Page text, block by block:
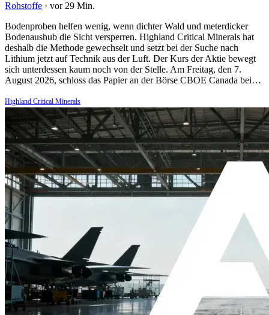
Rohstoffe · vor 29 Min.
Bodenproben helfen wenig, wenn dichter Wald und meterdicker
Bodenaushub die Sicht versperren. Highland Critical Minerals hat
deshalb die Methode gewechselt und setzt bei der Suche nach
Lithium jetzt auf Technik aus der Luft. Der Kurs der Aktie bewegt
sich unterdessen kaum noch von der Stelle. Am Freitag, den 7.
August 2026, schloss das Papier an der Börse CBOE Canada bei…
Highland Critical Minerals